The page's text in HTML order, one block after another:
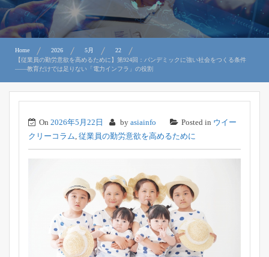
Home 2026 5月
22
【従業員の勤労意欲を高めるために】第924回：パンデミックに強い社会をつくる条件
――教育だけでは足りない「電力インフラ」の役割
On 2026年5月22日 by asiainfo Posted in ウイー
クリーコラム 従業員の勤労意欲を高めるために